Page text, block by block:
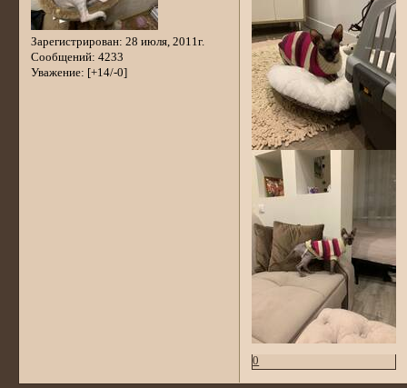
Зарегистрирован: 28 июля, 2011г.
Сообщений: 4233
Уважение: [+14/-0]
0